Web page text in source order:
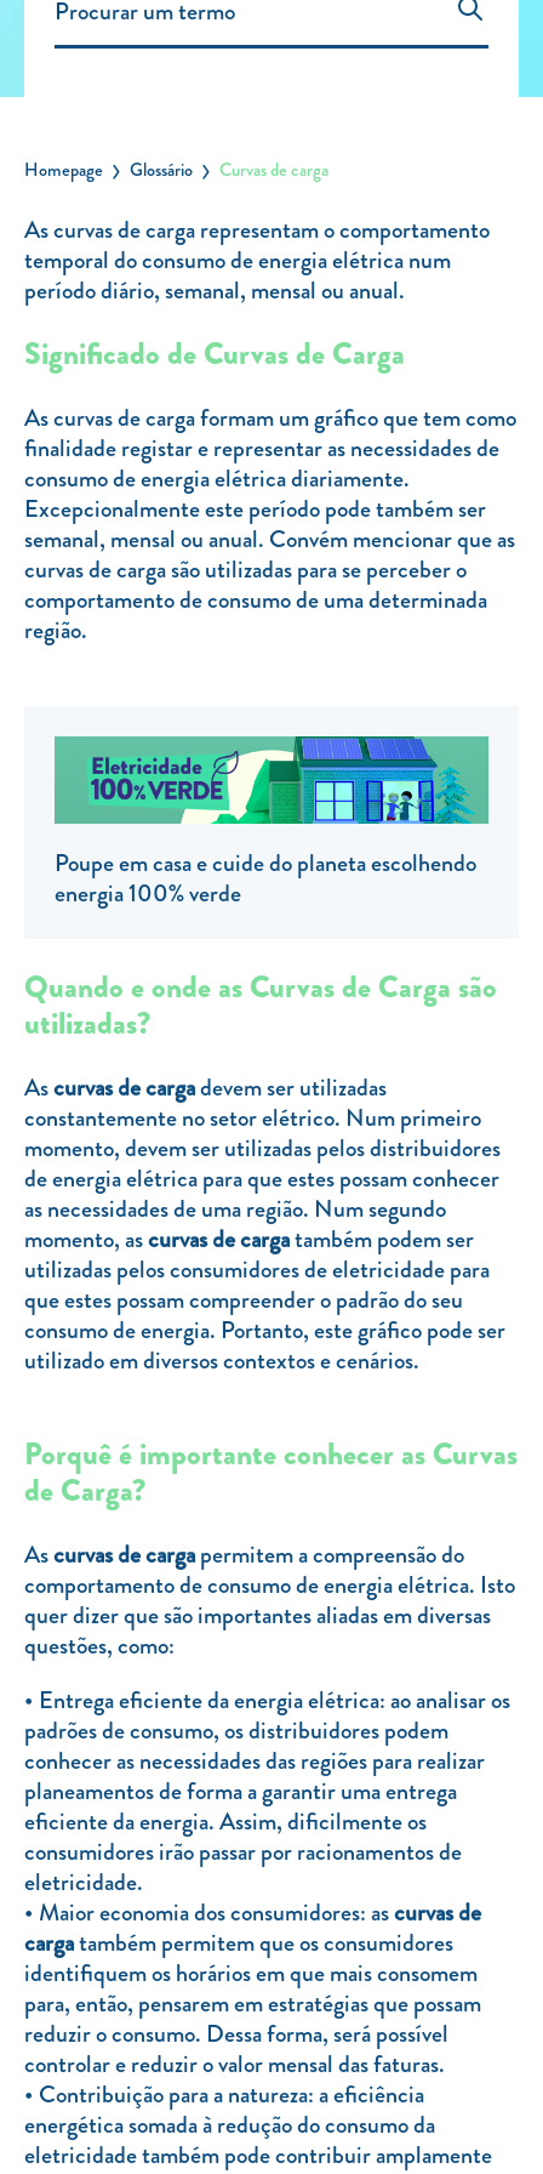
Carregar Fora de Casa
Leituras
Sobre nós
Contactos
FAQ
Blog
Mais informações
SERVIÇOS
ROTULAGEM
JUNTE-SE A NÓS
TARIFA SOCIAL
APP MOBILE
PRÉMIOS
EFICIÊNCIA ENERGÉTICA
FRAUDE E SEGURANÇA
Preços de referência
Política de privacidade
Clientes com necessidades especiais
Clientes prioritários
Resolução alternativa de litígios
Homepage Glossário Curvas de carga
As curvas de carga representam o comportamento
temporal do consumo de energia elétrica num
período diário, semanal, mensal ou anual.
Significado de Curvas de Carga
As curvas de carga formam um gráfico que tem como
finalidade registar e representar as necessidades de
consumo de energia elétrica diariamente.
Excepcionalmente este período pode também ser
semanal, mensal ou anual. Convém mencionar que as
curvas de carga são utilizadas para se perceber o
comportamento de consumo de uma determinada
região.
Poupe em casa e cuide do planeta escolhendo
energia 100% verde
Quando e onde as Curvas de Carga são
utilizadas?
Ascurvas de cargadevem ser utilizadas
constantemente no setor elétrico. Num primeiro
momento, devem ser utilizadas pelos distribuidores
de energia elétrica para que estes possam conhecer
as necessidades de uma região. Num segundo
momento, ascurvas de cargatambém podem ser
utilizadas pelos consumidores de eletricidade para
que estes possam compreender o padrão do seu
consumo de energia. Portanto, este gráfico pode ser
utilizado em diversos contextos e cenários.
Porquê é importante conhecer as Curvas
de Carga?
Ascurvas de cargapermitem a compreensão do
comportamento de consumo de energia elétrica. Isto
quer dizer que são importantes aliadas em diversas
questões, como:
Entrega eficiente da energia elétrica: ao analisar os
padrões de consumo, os distribuidores podem
conhecer as necessidades das regiões para realizar
planeamentos de forma a garantir uma entrega
eficiente da energia. Assim, dificilmente os
consumidores irão passar por racionamentos de
eletricidade.
Maior economia dos consumidores: ascurvas de
cargatambém permitem que os consumidores
identifiquem os horários em que mais consomem
para, então, pensarem em estratégias que possam
reduzir o consumo. Dessa forma, será possível
controlar e reduzir o valor mensal das faturas.
Contribuição para a natureza: a eficiência
energética somada à redução do consumo da
eletricidade também pode contribuir amplamente